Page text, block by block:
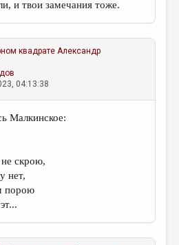
и твои замечания тоже.
квадрате Александр
04:13:38
Малкинское:
скрою,
нет,
порою